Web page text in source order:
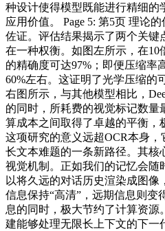
种设计使得模型既能进行精细的
应用价值。 Page 5: 第5页 理论
佐证。评估结果揭示了两个关键
在一种权衡。如图左所示，在
的精确度可达97%；即便压缩率
60%左右。这证明了光学压缩的
右图所示，与其他模型相比，
的同时，所耗费的视觉标记数
算成本之间取得了卓越的平衡，
这项研究的意义远超OCR本身
长文本难题的一条新路径。其核
视觉机制。正如我们的记忆会随
以将久远的对话历史渲染成图像
信息保持“高清”，远期信息则变
息的同时，极大节约了计算资源
建能够处理无限长上下文的下一